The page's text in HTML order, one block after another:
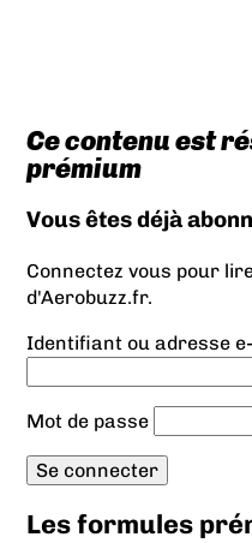
Ce contenu est
prémium
Vous êtes déjà
Connectez vous pour
d'Aerobuzz.fr.
Identifiant ou adresse
Mot de passe
Les formules